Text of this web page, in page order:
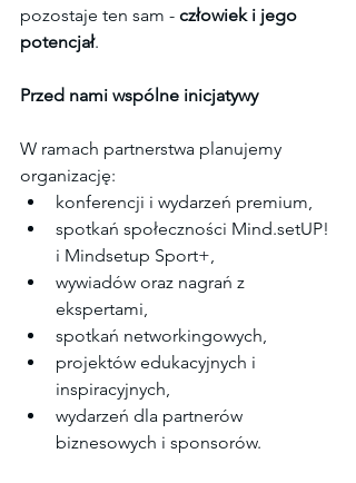
pozostaje ten sam - człowiek i jego
potencjał.
Przed nami wspólne inicjatywy
W ramach partnerstwa planujemy
organizację:
konferencji i wydarzeń premium,
spotkań społeczności Mind.setUP!
i Mindsetup Sport+,
wywiadów oraz nagrań z
ekspertami,
spotkań networkingowych,
projektów edukacyjnych i
inspiracyjnych,
wydarzeń dla partnerów
biznesowych i sponsorów.